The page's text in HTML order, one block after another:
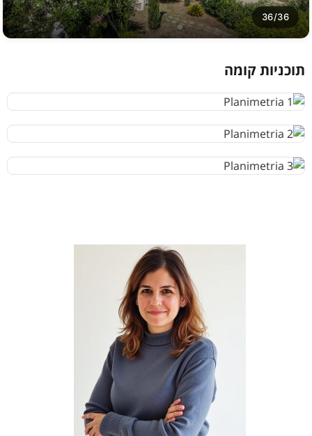
36/36
תוכניות קומה